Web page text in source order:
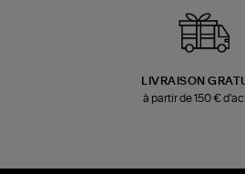
LIVRAISON
à partir de 150 €